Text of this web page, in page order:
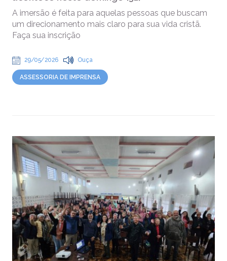
A imersão é feita para aquelas pessoas que buscam
um direcionamento mais claro para sua vida cristã.
Faça sua inscrição
29/05/2026 Ouça
ASSESSORIA DE IMPRENSA